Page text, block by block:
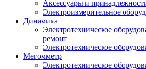
Аксессуары и
Электроизмерительное
Динамика
Электротехническое
ремонт
Электротехническое
Мегомметр
Электротехническое